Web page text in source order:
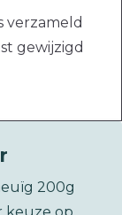
verzameld
gewijzigd
200g